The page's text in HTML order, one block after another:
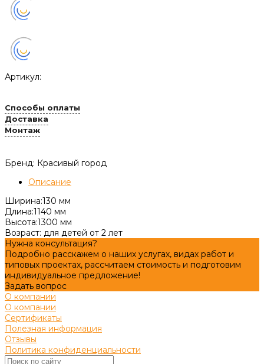
Артикул:
Способы оплаты
Доставка
Монтаж
Бренд: Красивый город
Описание
Ширина:130 мм
Длина:1140 мм
Высота:1300 мм
Возраст: для детей от 2 лет
Нужна консультация?
Подробно расскажем о наших услугах, видах работ и
типовых проектах, рассчитаем стоимость и подготовим
индивидуальное предложение!
Задать вопрос
О компании
О компании
Сертификаты
Полезная информация
Отзывы
Политика конфиденциальности